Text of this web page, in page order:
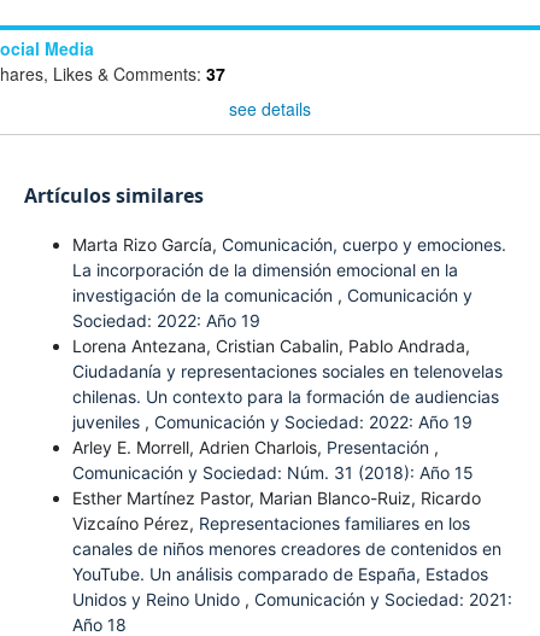
Media
Likes & Comments: 37
see details
Artículos similares
Marta Rizo García, Comunicación, cuerpo y emociones.
La incorporación de la dimensión emocional en la
investigación de la comunicación , Comunicación y
Sociedad: 2022: Año 19
Lorena Antezana, Cristian Cabalin, Pablo Andrada,
Ciudadanía y representaciones sociales en telenovelas
chilenas. Un contexto para la formación de audiencias
juveniles , Comunicación y Sociedad: 2022: Año 19
Arley E. Morrell, Adrien Charlois, Presentación ,
Comunicación y Sociedad: Núm. 31 (2018): Año 15
Esther Martínez Pastor, Marian Blanco-Ruiz, Ricardo
Vizcaíno Pérez, Representaciones familiares en los
canales de niños menores creadores de contenidos en
YouTube. Un análisis comparado de España, Estados
Unidos y Reino Unido , Comunicación y Sociedad: 2021:
Año 18